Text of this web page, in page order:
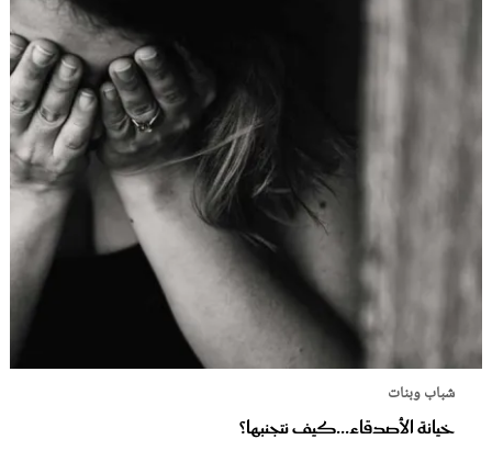
شباب وبنات
خيانة الأصدقاء...كيف نتجنبها؟